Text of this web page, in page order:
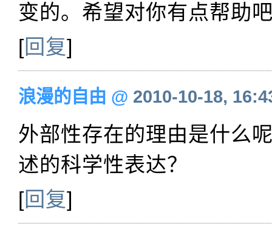
变的。希望对你有点帮助
[回复]
浪漫的自由 @ 2010-10-18,
外部性存在的理由是什么
述的科学性表达？
[回复]